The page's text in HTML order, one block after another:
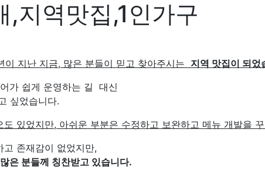
지역맛집,1인가구
이 지난 지금, 많은 분들이 믿고 찾아주시는 지역 맛집이 되었
가 쉽게 운영하는 길 대신
싶었습니다.
도 있었지만, 아쉬운 부분은 수정하고 보완하고 메뉴 개발을
존재감이 없었지만,
많은 분들께 칭찬받고 있습니다.